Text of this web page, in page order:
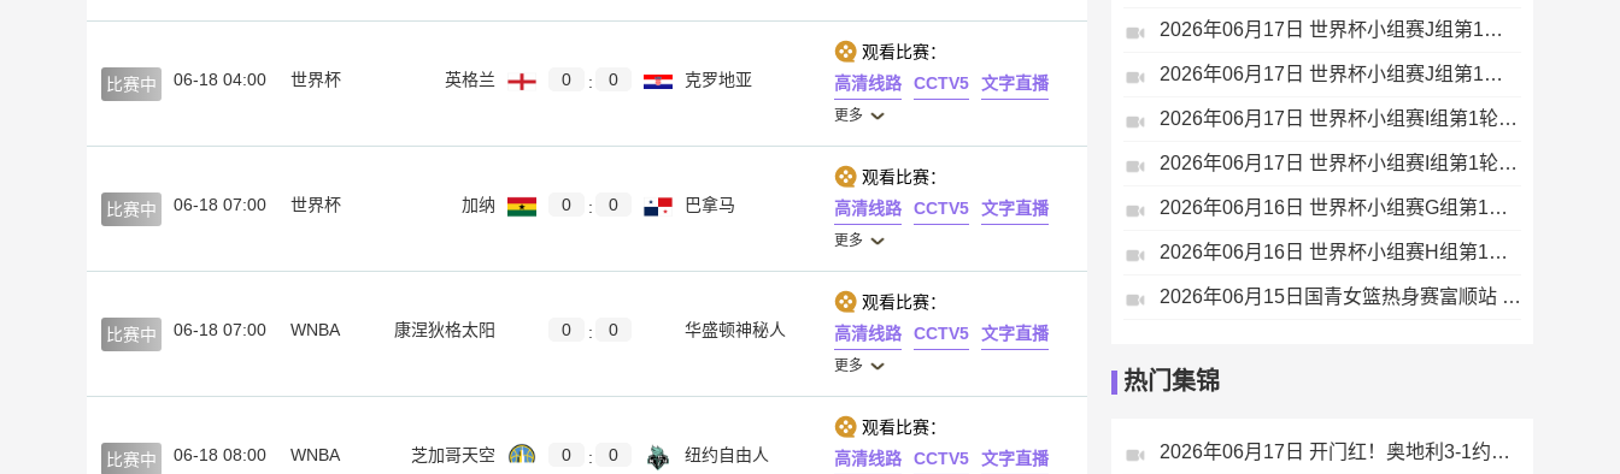
比赛中 06-18 04:00 世界杯 英格兰 0 : 0 克罗地亚
观看比赛：
高清线路
CCTV5 文字直播
更多
比赛中 06-18 07:00 世界杯 加纳 0 : 0 巴拿马
观看比赛：
高清线路
CCTV5 文字直播
更多
比赛中 06-18 07:00 WNBA 康涅狄格太阳 0 : 0 华盛顿神秘人
观看比赛：
高清线路
CCTV5 文字直播
更多
比赛中 06-18 08:00 WNBA 芝加哥天空 0 : 0 纽约自由人
观看比赛：
高清线路
CCTV5 文字直播
2026年06月17日 世界杯小组赛J组第1轮 奥地利vs约旦 全场录像
2026年06月17日 世界杯小组赛J组第1轮 阿根廷vs阿尔及利亚 全场录像
2026年06月17日 世界杯小组赛I组第1轮 伊拉克vs挪威 全场录像
2026年06月17日 世界杯小组赛I组第1轮 法国vs塞内加尔 全场录像
2026年06月16日 世界杯小组赛G组第1轮 比利时vs埃及 全场录像
2026年06月16日 世界杯小组赛H组第1轮 西班牙vs佛得角 全场录像
2026年06月15日国青女篮热身赛富顺站 中国U17女篮 - 伏伊伏丁那女篮 全场录像
热门集锦
2026年06月17日 开门红！奥地利3-1约旦 37岁阿瑙点射+造乌龙+进球被吹施密德建功